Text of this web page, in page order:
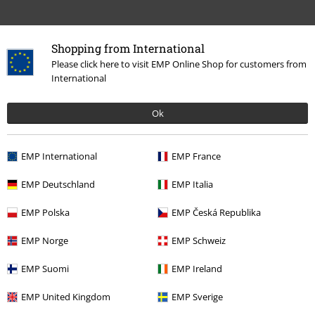
Shopping from International
Please click here to visit EMP Online Shop for customers from
International
Ok
EMP International EMP France
EMP Deutschland EMP Italia
EMP Polska EMP Česká Republika
EMP Norge EMP Schweiz
EMP Suomi EMP Ireland
EMP United Kingdom EMP Sverige
More categories. More options.